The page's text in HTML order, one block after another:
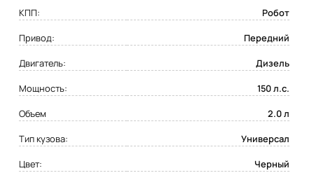
КПП:
Робот
Привод:
Передний
Двигатель:
Дизель
Мощность:
150 л.с.
Объем
2.0 л
Тип кузова:
Универсал
Цвет:
Черный